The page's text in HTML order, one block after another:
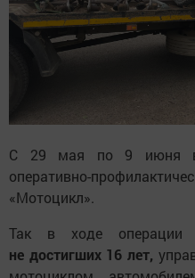
С 29 мая по 9 июня в
оперативно-
«Мотоцикл».
Так в ходе операции
не достигших 16 лет,